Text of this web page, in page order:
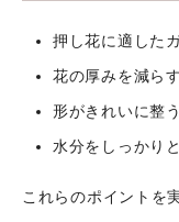
押し花に適した
花の厚みを減らす
形がきれいに整
水分をしっかり
これらのポイントを